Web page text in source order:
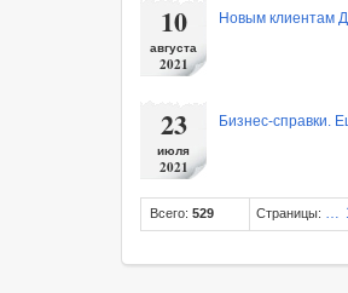
10
августа
2021
Новым клиентам
23
июля
2021
Бизнес-справки.
Всего: 529 Страницы: …